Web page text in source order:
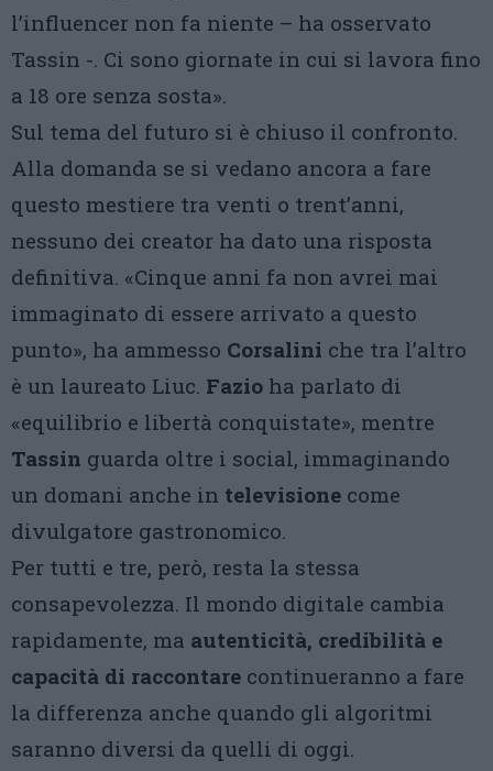
l’influencer non fa niente – ha osservato
Tassin -. Ci sono giornate in cui si lavora fino
a 18 ore senza sosta».
Sul tema del futuro si è chiuso il confronto.
Alla domanda se si vedano ancora a fare
questo mestiere tra venti o trent’anni,
nessuno dei creator ha dato una risposta
definitiva. «Cinque anni fa non avrei mai
immaginato di essere arrivato a questo
punto», ha ammesso Corsalini che tra l’altro
è un laureato Liuc. Fazio ha parlato di
«equilibrio e libertà conquistate», mentre
Tassin guarda oltre i social, immaginando
un domani anche in televisione come
divulgatore gastronomico.
Per tutti e tre, però, resta la stessa
consapevolezza. Il mondo digitale cambia
rapidamente, ma autenticità, credibilità e
capacità di raccontare continueranno a fare
la differenza anche quando gli algoritmi
saranno diversi da quelli di oggi.